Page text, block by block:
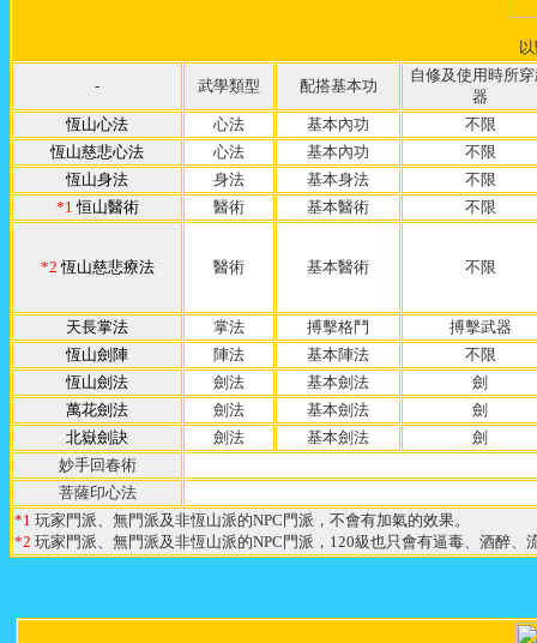
- 武學類型 配搭基本功
自修及使用時所
器
恆山心法
心法 基本內功
不限
恆山慈悲心法
心法 基本內功
不限
恆山身法
身法 基本身法
不限
*1恒山醫術 醫術 基本醫術 不限
*2恆山慈悲療法 醫術 基本醫術 不限
天長掌法 掌法 搏擊格鬥
搏擊武器
恆山劍陣
陣法 基本陣法
不限
恆山劍法
劍法 基本劍法
劍
萬花劍法
劍法 基本劍法
劍
北嶽劍訣
劍法 基本劍法
劍
妙手回春術
菩薩印心法
*1 玩家門派、無門派及非恆山派的NPC門派，不會有加氣的效果。
*2 玩家門派、無門派及非恆山派的NPC門派，120級也只會有逼毒、酒醉